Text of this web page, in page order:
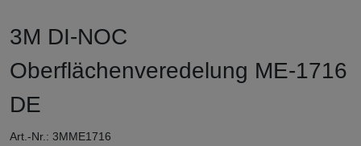
3M DI-NOC
Oberflächenveredelung ME-1716
DE
Art.-Nr.: 3MME1716